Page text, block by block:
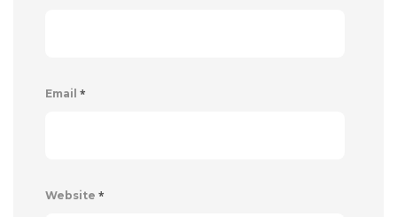
Email *
Website *